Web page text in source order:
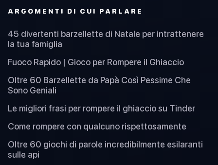
ARGOMENTI DI CUI PARLARE
45 divertenti barzellette di Natale per intrattenere
la tua famiglia
Fuoco Rapido | Gioco per Rompere il Ghiaccio
Oltre 60 Barzellette da Papà Così Pessime Che
Sono Geniali
Le migliori frasi per rompere il ghiaccio su Tinder
Come rompere con qualcuno rispettosamente
Oltre 60 giochi di parole incredibilmente esilaranti
sulle api